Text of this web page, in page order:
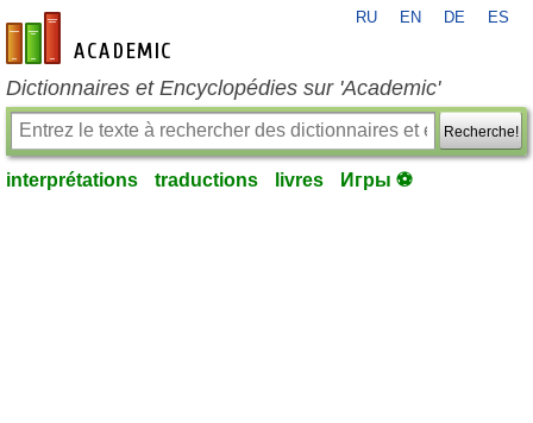
fr-academic.com
RU EN DE ES
Dictionnaires et Encyclopédies sur 'Academic'
Recherche!
interprétations traductions livres Игры ⚽